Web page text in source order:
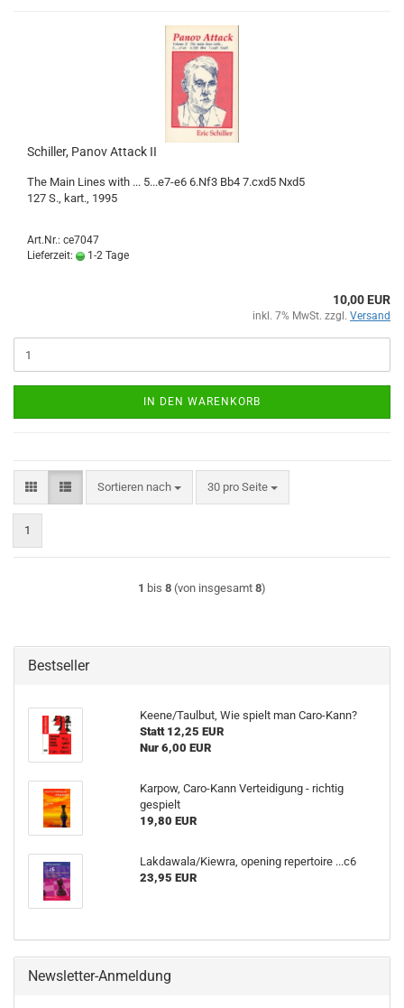
Schiller, Panov Attack II
The Main Lines with ... 5...e7-e6 6.Nf3 Bb4 7.cxd5 Nxd5
127 S., kart., 1995
Art.Nr.: ce7047
Lieferzeit:
1-2 Tage
10,00 EUR
inkl. 7% MwSt. zzgl. Versand
IN DEN WARENKORB
Sortieren nach
Sortieren nach 30 pro Seite
pro Seite
1
1 bis 8 (von insgesamt 8)
Bestseller
Keene/Taulbut, Wie spielt man Caro-Kann?
Statt 12,25 EUR
Nur 6,00 EUR
Karpow, Caro-Kann Verteidigung - richtig
gespielt
19,80 EUR
Lakdawala/Kiewra, opening repertoire ...c6
23,95 EUR
Newsletter-Anmeldung